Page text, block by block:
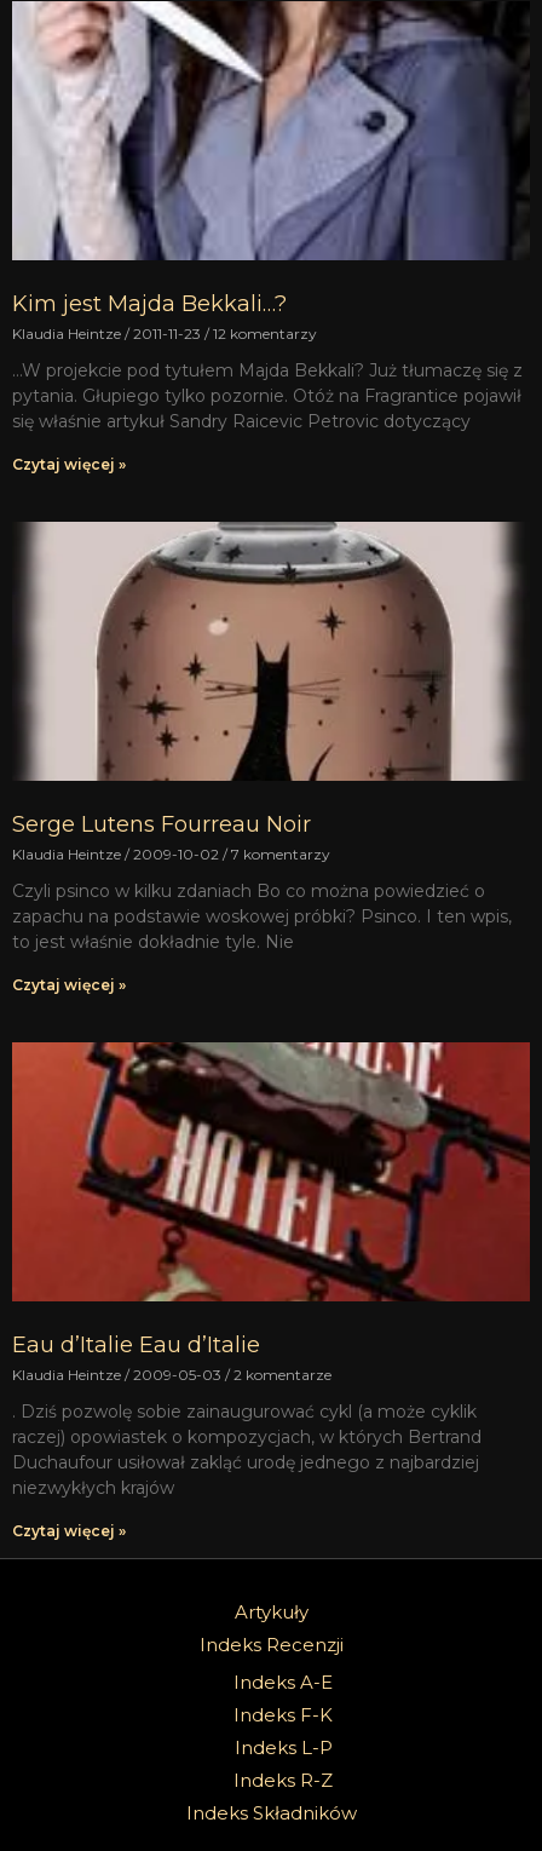
Kim jest Majda Bekkali…?
Klaudia Heintze 2011-11-23 12 komentarzy
…W projekcie pod tytułem Majda Bekkali? Już tłumaczę się z
pytania. Głupiego tylko pozornie. Otóż na Fragrantice pojawił
się właśnie artykuł Sandry Raicevic Petrovic dotyczący
Czytaj więcej »
Serge Lutens Fourreau Noir
Klaudia Heintze 2009-10-02 7 komentarzy
Czyli psinco w kilku zdaniach Bo co można powiedzieć o
zapachu na podstawie woskowej próbki? Psinco. I ten wpis,
to jest właśnie dokładnie tyle. Nie
Czytaj więcej »
Eau d’Italie Eau d’Italie
Klaudia Heintze 2009-05-03 2 komentarze
. Dziś pozwolę sobie zainaugurować cykl (a może cyklik
raczej) opowiastek o kompozycjach, w których Bertrand
Duchaufour usiłował zakląć urodę jednego z najbardziej
niezwykłych krajów
Czytaj więcej »
Artykuły
Indeks Recenzji
Indeks A-E
Indeks F-K
Indeks L-P
Indeks R-Z
Indeks Składników